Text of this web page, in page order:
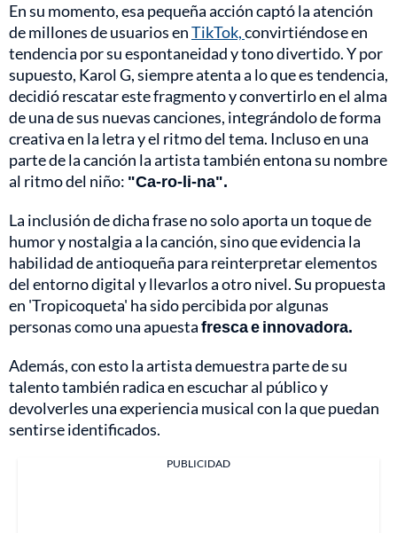
En su momento, esa pequeña acción captó la atención
de millones de usuarios enTikTok,convirtiéndose en
tendencia por su espontaneidad y tono divertido. Y por
supuesto, Karol G, siempre atenta a lo que es tendencia,
decidió rescatar este fragmento y convertirlo en el alma
de una de sus nuevas canciones, integrándolo de forma
creativa en la letra y el ritmo del tema. Incluso en una
parte de la canción la artista también entona su nombre
al ritmo del niño: "Ca-ro-li-na".
La inclusión de dicha frase no solo aporta un toque de
humor y nostalgia a la canción, sino que evidencia la
habilidad de antioqueña para reinterpretar elementos
del entorno digital y llevarlos a otro nivel. Su propuesta
en 'Tropicoqueta' ha sido percibida por algunas
personas como una apuestafresca e innovadora.
Además, con esto la artista demuestra parte de su
talento también radica en escuchar al público y
devolverles una experiencia musical con la que puedan
sentirse identificados.
PUBLICIDAD